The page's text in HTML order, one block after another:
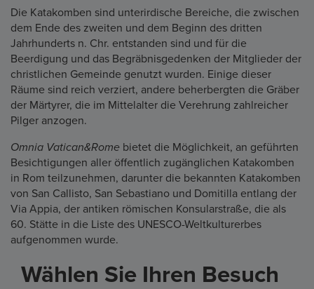
Die Katakomben sind unterirdische Bereiche, die zwischen
dem Ende des zweiten und dem Beginn des dritten
Jahrhunderts n. Chr. entstanden sind und für die
Beerdigung und das Begräbnisgedenken der Mitglieder der
christlichen Gemeinde genutzt wurden. Einige dieser
Räume sind reich verziert, andere beherbergten die Gräber
der Märtyrer, die im Mittelalter die Verehrung zahlreicher
Pilger anzogen.
Omnia Vatican&Rome bietet die Möglichkeit, an geführten
Besichtigungen aller öffentlich zugänglichen Katakomben
in Rom teilzunehmen, darunter die bekannten Katakomben
von San Callisto, San Sebastiano und Domitilla entlang der
Via Appia, der antiken römischen Konsularstraße, die als
60. Stätte in die Liste des UNESCO-Weltkulturerbes
aufgenommen wurde.
Wählen Sie Ihren Besuch